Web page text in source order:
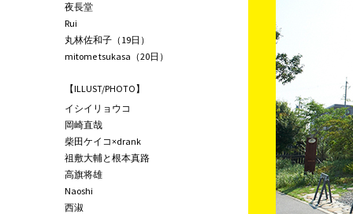
夜長堂
Rui
丸林佐和子（19日）
mitome tsukasa（20日）
【ILLUST/PHOTO】
イシイリョウコ
岡崎直哉
柴田ケイコ×drank
祖敷大輔と根本真路
高旗将雄
Naoshi
西淑